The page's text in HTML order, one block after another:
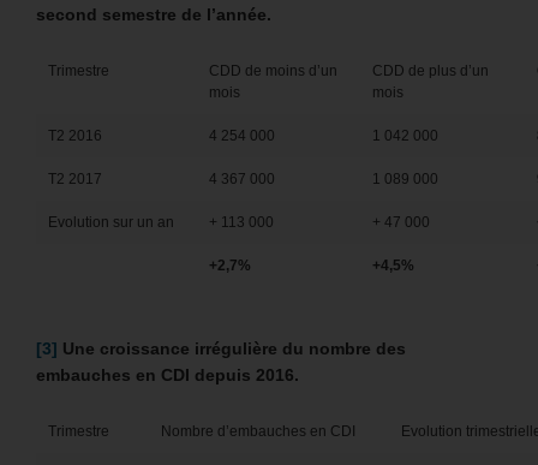
second semestre de l’année.
Trimestre
CDD de moins d’un
mois
CDD de plus d’un
mois
T2 2016 4 254 000 1 042 000
T2 2017 4 367 000 1 089 000
Evolution sur un an + 113 000 + 47 000
+2,7% +4,5%
[3] Une croissance irrégulière du nombre des
embauches en CDI depuis 2016.
Trimestre Nombre d’embauches en CDI Evolution